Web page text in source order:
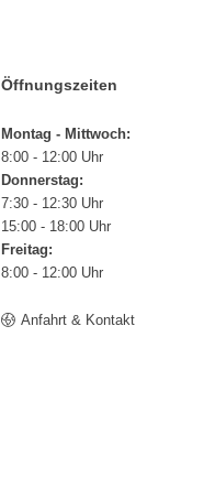
Öffnungszeiten
Montag - Mittwoch:
8:00 - 12:00 Uhr
Donnerstag:
7:30 - 12:30 Uhr
15:00 - 18:00 Uhr
Freitag:
8:00 - 12:00 Uhr
Anfahrt & Kontakt